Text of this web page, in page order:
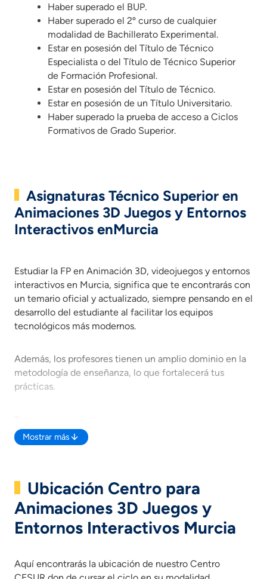
Haber superado el BUP.
Haber superado el 2º curso de cualquier
modalidad de Bachillerato Experimental.
Estar en posesión del Título de Técnico
Especialista o del Título de Técnico Superior
de Formación Profesional.
Estar en posesión del Título de Técnico.
Estar en posesión de un Título Universitario.
Haber superado la prueba de acceso a Ciclos
Formativos de Grado Superior.
Asignaturas Técnico Superior en
Animaciones 3D Juegos y Entornos
Interactivos enMurcia
Estudiar la FP en Animación 3D, videojuegos y entornos
interactivos en Murcia, significa que te encontrarás con
un temario oficial y actualizado, siempre pensando en el
desarrollo del estudiante al facilitar los equipos
tecnológicos más modernos.
Además, los profesores tienen un amplio dominio en la
metodología de enseñanza, lo que fortalecerá tus
prácticas.
Juegos y entornos Interactivos
A continuación, te mostramos las
Técnico Superior en Animaciones 3D Juegos y
Entornos Interactivos Murcia
que verás durante tu
Formación académica, pero si deseas saber más,
puedes descargar la guía informativa.
Diseño, dibujo y modelado para animación.
Animación de elementos 2D y 3D.
Mostrar más
Ubicación Centro para
Animaciones 3D Juegos y
Entornos Interactivos Murcia
Aquí encontrarás la ubicación de nuestro Centro